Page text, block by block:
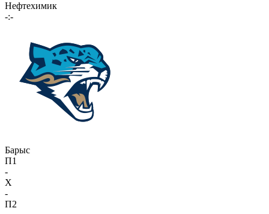
Нефтехимик
-:-
Барыс
П1
-
X
-
П2